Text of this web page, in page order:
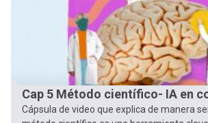
Mobile]
Menú
entrar
navegación
Cap 5 Método científico- IA en
Cápsula de video que explica de manera